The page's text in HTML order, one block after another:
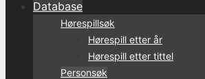
Database
Hørespillsøk
Hørespill etter år
Hørespill etter tittel
Personsøk